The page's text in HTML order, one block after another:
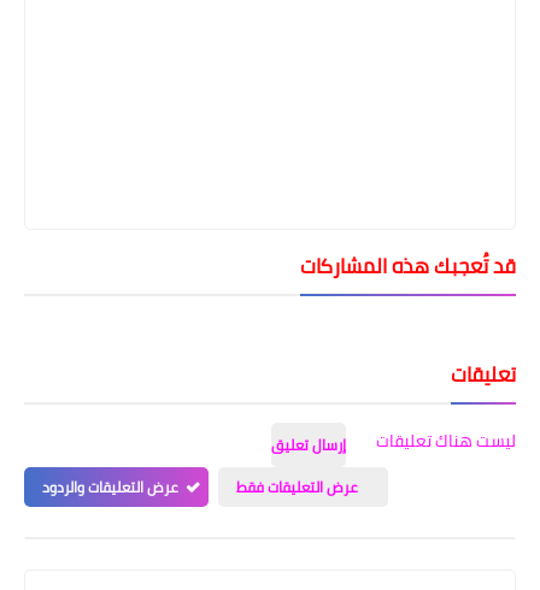
قد تُعجبك هذه المشاركات
تعليقات
ليست هناك تعليقات
إرسال تعليق
عرض التعليقات فقط
عرض التعليقات والردود